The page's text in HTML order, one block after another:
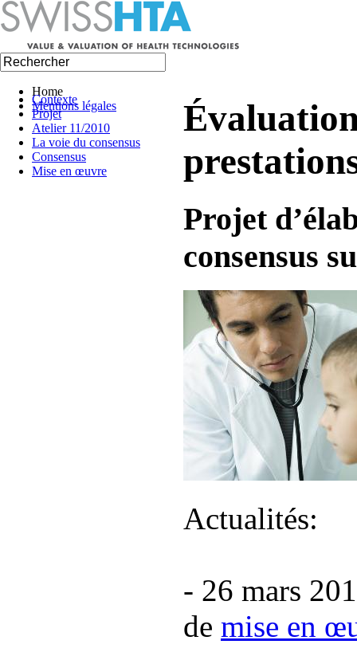
Home
Mentions légales
Contexte
Projet
Atelier 11/2010
La voie du consensus
Consensus
Mise en œuvre
Projet
consensus
Actualités:
- 26 mars
de mise en